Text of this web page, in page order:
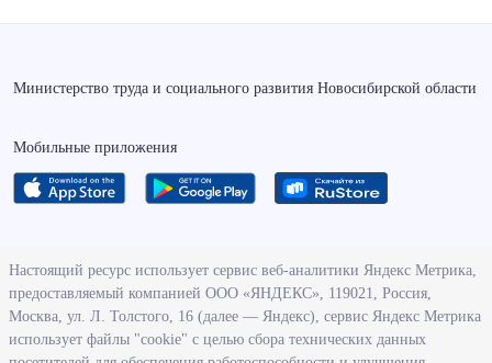
Министерство труда и социального развития Новосибирской области
Мобильные приложения
О ведомстве
Деятельность министерства труда и социального развития
Новосибирской области
Настоящий ресурс использует сервис веб-аналитики Яндекс Метрика,
предоставляемый компанией ООО «ЯНДЕКС», 119021, Россия,
Москва, ул. Л. Толстого, 16 (далее — Яндекс), сервис Яндекс Метрика
использует файлы "cookie" с целью сбора технических данных